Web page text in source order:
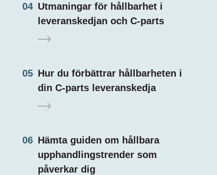
04 Utmaningar för hållbarhet i
leveranskedjan och C-parts
05 Hur du förbättrar hållbarheten i
din C-parts leveranskedja
06 Hämta guiden om hållbara
upphandlingstrender som
påverkar dig